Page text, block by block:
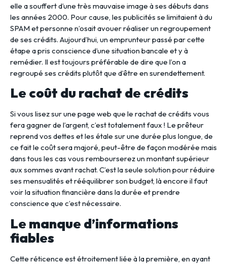
elle a souffert d’une très mauvaise image à ses débuts dans
les années 2000. Pour cause, les publicités se limitaient à du
SPAM et personne n’osait avouer réaliser un regroupement
de ses crédits. Aujourd’hui, un emprunteur passé par cette
étape a pris conscience d’une situation bancale et y à
remédier. Il est toujours préférable de dire que l’on a
regroupé ses crédits plutôt que d’être en surendettement.
Le coût du rachat de crédits
Si vous lisez sur une page web que le rachat de crédits vous
fera gagner de l’argent, c’est totalement faux ! Le prêteur
reprend vos dettes et les étale sur une durée plus longue, de
ce fait le coût sera majoré, peut-être de façon modérée mais
dans tous les cas vous rembourserez un montant supérieur
aux sommes avant rachat. C’est la seule solution pour réduire
ses mensualités et rééquilibrer son budget, là encore il faut
voir la situation financière dans la durée et prendre
conscience que c’est nécessaire.
Le manque d’informations
fiables
Cette réticence est étroitement liée à la première, en ayant